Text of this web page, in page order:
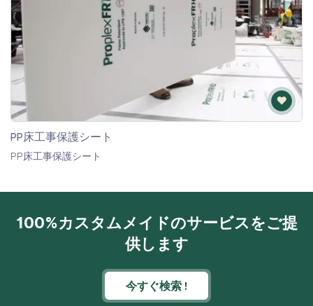
100%カスタムメイドのサービスをご提
供します
今すぐ検索 !